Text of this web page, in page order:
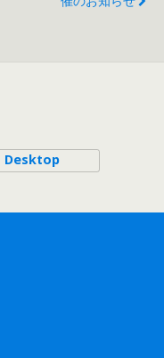
Desktop